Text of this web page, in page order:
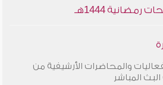
1444هـ
والمحاضرات الأرشيفية من
المباشر